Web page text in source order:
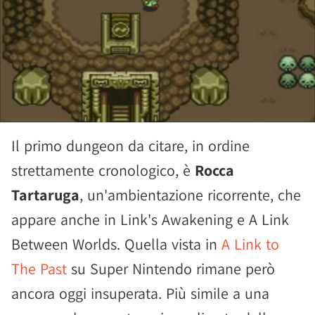
Il primo dungeon da citare, in ordine
strettamente cronologico, è Rocca
Tartaruga, un'ambientazione ricorrente, che
appare anche in Link's Awakening e A Link
Between Worlds. Quella vista in A Link to
The Past su Super Nintendo rimane però
ancora oggi insuperata. Più simile a una